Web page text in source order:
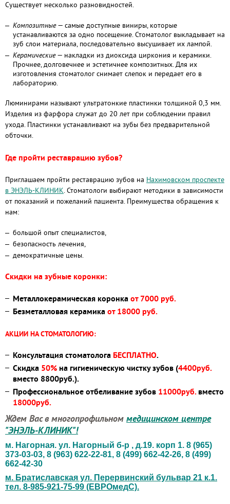
Существует несколько разновидностей.
Композитные— самые доступные виниры, которые
устанавливаются за одно посещение. Стоматолог выкладывает на
зуб слои материала, последовательно высушивает их лампой.
Керамические— накладки из диоксида циркония и керамики.
Прочнее, долговечнее и эстетичнее композитных. Для их
изготовления стоматолог снимает слепок и передает его в
лабораторию.
Люминирами называют ультратонкие пластинки толщиной 0,3 мм.
Изделия из фарфора служат до 20 лет при соблюдении правил
ухода. Пластинки устанавливают на зубы без предварительной
обточки.
Где пройти реставрацию зубов?
Приглашаем пройти реставрацию зубов на Нахимовском проспекте
в ЭНЭЛЬ-КЛИНИК. Стоматологи выбирают методики в зависимости
от показаний и пожеланий пациента. Преимущества обращения к
нам:
большой опыт специалистов,
безопасность лечения,
демократичные цены.
Скидки на зубные коронки:
Металлокерамическая коронкаот 7000 руб.
Безметалловая керамикаот 18000 руб.
АКЦИИ НА СТОМАТОЛОГИЮ:
Консультация стоматолога БЕСПЛАТНО.
Скидка 50% на гигиеническую чистку зубов (4400руб.
вместо 8800руб.).
Профессиональное отбеливание зубов 11000руб.вместо
18000руб.
Ждем Вас в многопрофильном медицинском центре
"ЭНЭЛЬ-КЛИНИК"!
м. Нагорная. ул. Нагорный б-р , д.19. корп 1. 8 (965)
373-03-03, 8 (963) 622-22-81, 8 (499) 662-42-26, 8 (499)
662-42-30
м. Братиславская ул. Перервинский бульвар 21 к.1.
тел. 8-985-921-75-99 (ЕВРОмедС).